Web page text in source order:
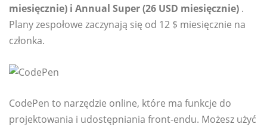
miesięcznie) i Annual Super (26 USD miesięcznie) .
Plany zespołowe zaczynają się od 12 $ miesięcznie na
członka.
CodePen to narzędzie online, które ma funkcje do
projektowania i udostępniania front-endu. Możesz użyć